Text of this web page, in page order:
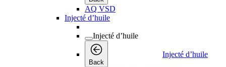
AQ VSD
Injecté d’huile
Injecté d’huile
Back
Injecté d’huile